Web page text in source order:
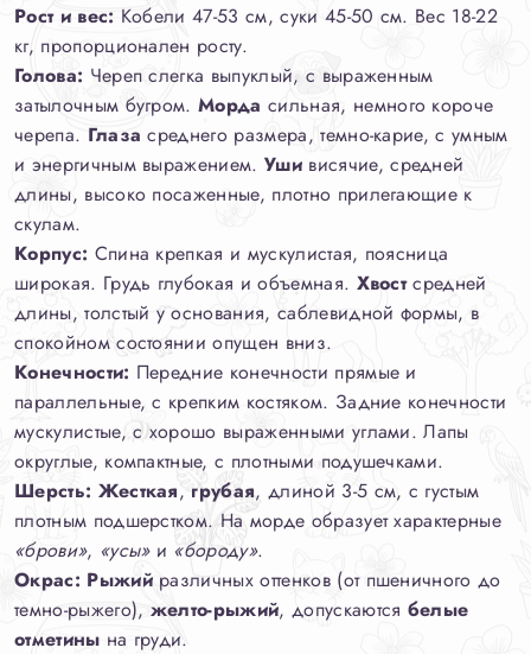
Рост и вес: Кобели 47-53 см, суки 45-50 см. Вес 18-22
кг, пропорционален росту.
Голова: Череп слегка выпуклый, с выраженным
затылочным бугром.Морда сильная, немного короче
черепа. Глаза среднего размера, темно-карие, с умным
и энергичным выражением.Ушивисячие, средней
длины, высоко посаженные, плотно прилегающие к
скулам.
Корпус: Спина крепкая и мускулистая, поясница
широкая. Грудь глубокая и объемная. Хвостсредней
длины, толстый у основания, саблевидной формы, в
спокойном состоянии опущен вниз.
Конечности: Передние конечности прямые и
параллельные, с крепким костяком. Задние конечности
мускулистые, с хорошо выраженными углами. Лапы
округлые, компактные, с плотными подушечками.
Шерсть: Жесткая,грубая, длиной 3-5 см, с густым
плотным подшерстком. На морде образует характерные
«брови», «усы»и «бороду».
Окрас: Рыжийразличных оттенков (от пшеничного до
темно-рыжего), желто-рыжий, допускаются белые
отметины на груди.